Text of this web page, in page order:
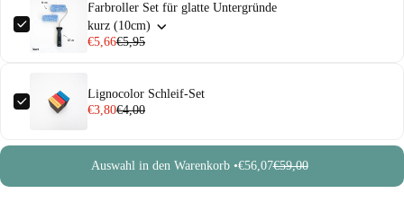
Farbroller Set für glatte Untergründe
kurz (10cm)
€5,66€5,95
Lignocolor Schleif-Set
€3,80€4,00
Auswahl in den Warenkorb •€56,07€59,00